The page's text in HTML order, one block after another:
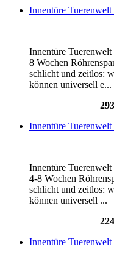
Innentüre
Innentüre
8 Wochen
schlicht und zeitlos:
können universell e...
Innentüre
Innentüre
4-8 Wochen
schlicht und zeitlos:
können universell ...
Innentüre